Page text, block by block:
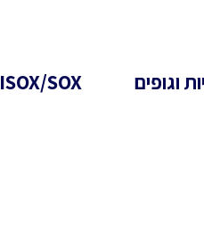
וגופים
ISOX/SOX לחברות ציבוריות בארץ ובעולם